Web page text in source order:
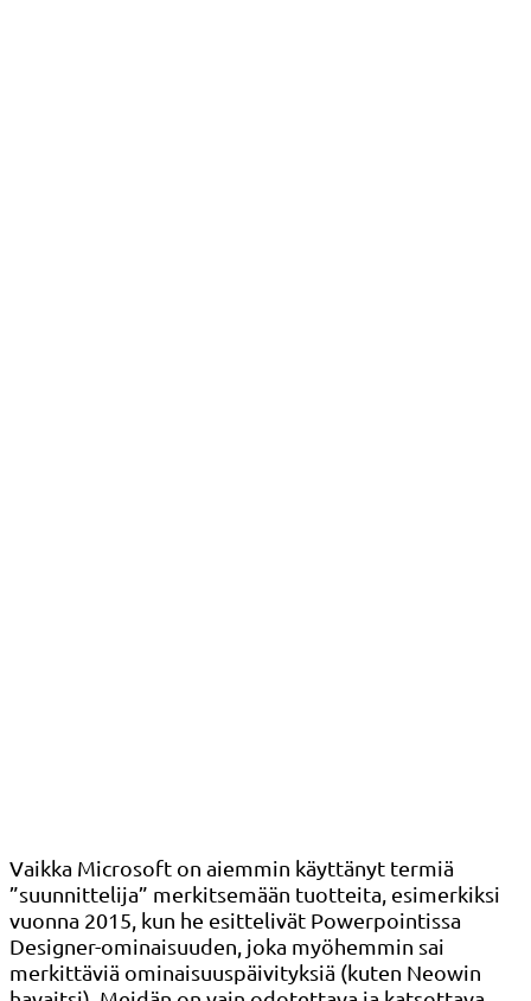
Vaikka Microsoft on aiemmin käyttänyt termiä
”suunnittelija” merkitsemään tuotteita, esimerkiksi
vuonna 2015, kun he esittelivät Powerpointissa
Designer-ominaisuuden, joka myöhemmin sai
merkittäviä ominaisuuspäivityksiä (kuten Neowin